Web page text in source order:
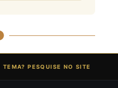
PESQUISE NO SITE